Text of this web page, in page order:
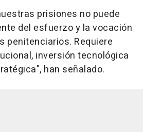
prisiones no puede
del esfuerzo y la vocación
penitenciarios. Requiere
inversión tecnológica
han señalado.